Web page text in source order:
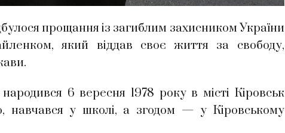
прощання із загиблим захисником України
який віддав своє життя за свободу,
6 вересня 1978 року в місті Кіровськ
навчався у школі, а згодом — у Кіровському